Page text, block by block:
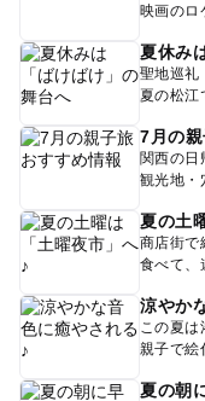
映画のロ
夏休み
聖地巡礼
夏の松江
7月の
関西の日
観光地・
夏の土
商店街で
食べて、
涼やか
この夏は
親子で絵
夏の朝